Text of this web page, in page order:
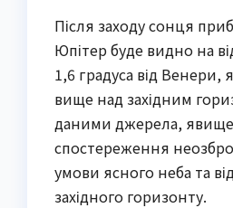
Після заходу сонця
Юпітер буде видно на
1,6 градуса від Венери,
вище над західним
даними джерела,
спостереження
умови ясного неба та
західного горизонту.